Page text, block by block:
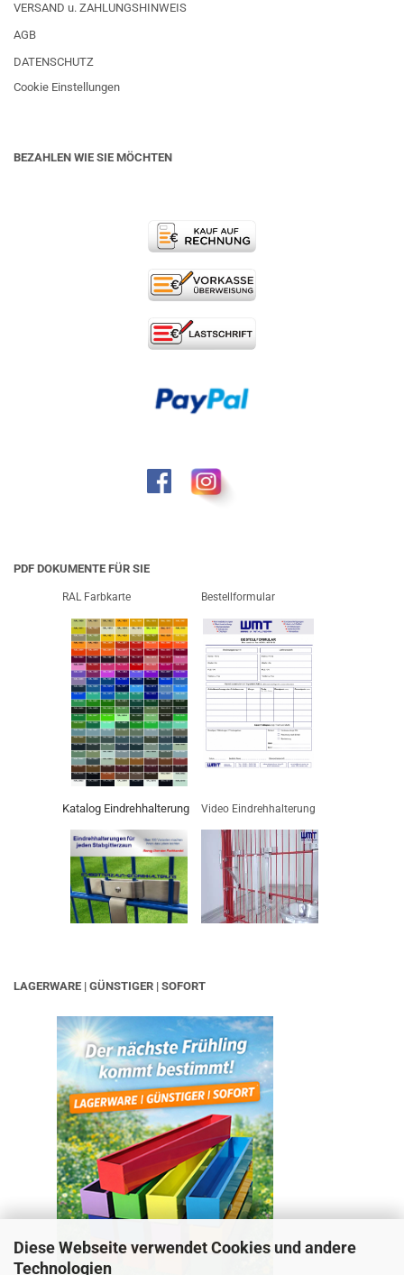
Diese Webseite verwendet Cookies und andere
Technologien
VERSAND u. ZAHLUNGSHINWEIS
AGB
DATENSCHUTZ
Cookie Einstellungen
BEZAHLEN WIE SIE MÖCHTEN
PDF DOKUMENTE FÜR SIE
RAL Farbkarte Bestellformular
Katalog Eindrehhalterung Video Eindrehhalterung
LAGERWARE | GÜNSTIGER | SOFORT